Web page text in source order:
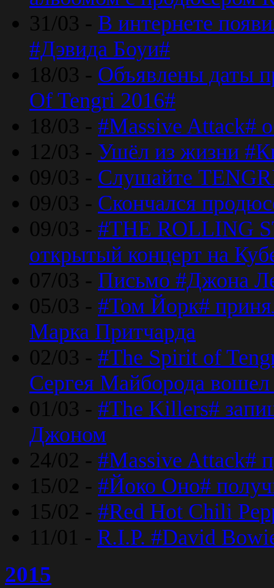
31/03 - В интернете
#Дэвида Боуи#
18/03 - Объявлены даты
Of Tengri 2016#
18/03 - #Massive Attack#
12/03 - Ушёл из жизни
09/03 - Слушайте
09/03 - Скончался
09/03 - #THE ROLLING
открытый концерт на
07/03 - Письмо #Джона
05/03 - #Том Йорк#
Марка Притчарда
02/03 - #The Spirit of
Сергея Майборода
01/03 - #The Killers#
Джоном
24/02 - #Massive Attack#
15/02 - #Йоко Оно#
15/02 - #Red Hot Chili
11/01 - R.I.P. #David
2015